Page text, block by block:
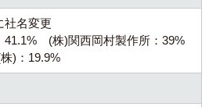
社名変更
(株)関西岡村製作所：39%
：19.9%